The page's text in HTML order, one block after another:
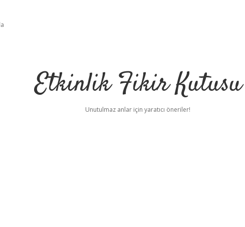
Etkinlik Fikir Kutusu
Unutulmaz anlar için yaratıcı öneriler!